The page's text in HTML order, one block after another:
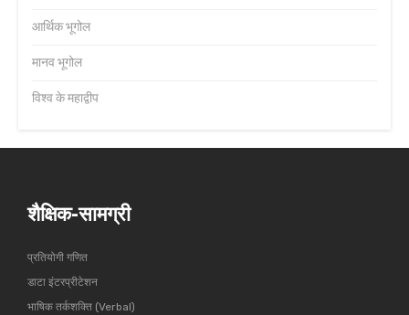
आर्थिक भूगोल
मानव भूगोल
विश्व के महाद्वीप
शैक्षिक-सामग्री
प्रतियोगी गणित
डाटा इंटरप्रीटेशन
भाषिक तर्कशक्ति (Verbal)